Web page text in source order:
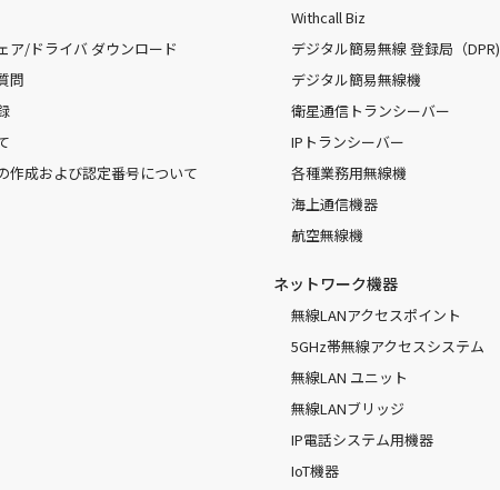
ア/ドライバ ダウンロード
問
作成および認定番号について
Withcall Biz
デジタル簡易無線 登録局（DPR)
デジタル簡易無線機
衛星通信トランシーバー
IPトランシーバー
各種業務用無線機
海上通信機器
航空無線機
ネットワーク機器
無線LANアクセスポイント
5GHz帯無線アクセスシステム
無線LAN ユニット
無線LANブリッジ
IP電話システム用機器
IoT機器